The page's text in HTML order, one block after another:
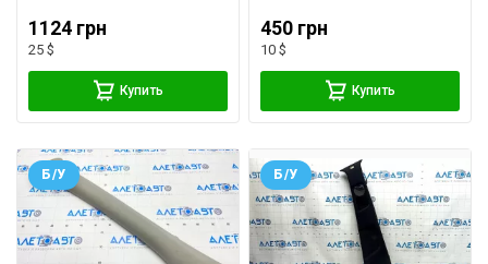
1124 грн
25 $
Купить
450 грн
10 $
Купить
Б/У Б/У